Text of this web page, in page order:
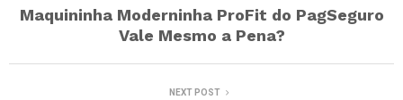
Maquininha Moderninha ProFit do PagSeguro
Vale Mesmo a Pena?
NEXT POST